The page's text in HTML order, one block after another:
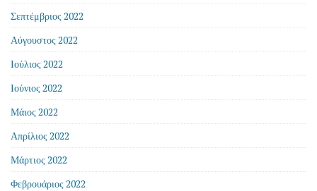
Σεπτέμβριος 2022
Αύγουστος 2022
Ιούλιος 2022
Ιούνιος 2022
Μάιος 2022
Απρίλιος 2022
Μάρτιος 2022
Φεβρουάριος 2022